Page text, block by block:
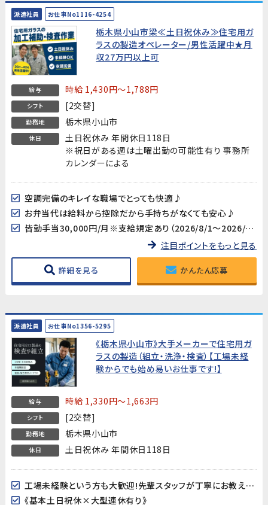
派遣社員 お仕事No1116-4254
栃木県小山市梁≪土日祝休み≫住宅用ガ
ラスの製造オペレーター/男性活躍中★月
収27万円以上可
給与 時給 1,430円～1,788円
シフト [2交替]
勤務地 栃木県小山市
休日
土日祝休み 年間休日118日
※祝日がある週は土曜出勤の可能性有り 事務所
カレンダーによる
空調完備のキレイな職場でとっても快適♪
お弁当代は給料から控除だから手持ちがなくても安心♪
皆勤手当30,000円/月※支給規定あり（2026/8/1～2026/12/31の期間限定支給)
注目ポイントをもっと見る
詳細を見る かんたん応募
派遣社員 お仕事No1356-5295
《栃木県小山市》大手メーカーで住宅用ガ
ラスの製造（組立・洗浄・検査）【工場未経
験からでも始め易いお仕事です!】
給与 時給 1,330円～1,663円
シフト [2交替]
勤務地 栃木県小山市
休日 土日祝休み 年間休日118日
工場未経験という方も大歓迎!先輩スタッフが丁寧にお教え致します!
《基本土日祝休×大型連休有り》